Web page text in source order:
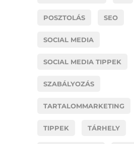
POSZTOLÁS SEO
SOCIAL MEDIA
SOCIAL MEDIA TIPPEK
SZABÁLYOZÁS
TARTALOMMARKETING
TIPPEK TÁRHELY